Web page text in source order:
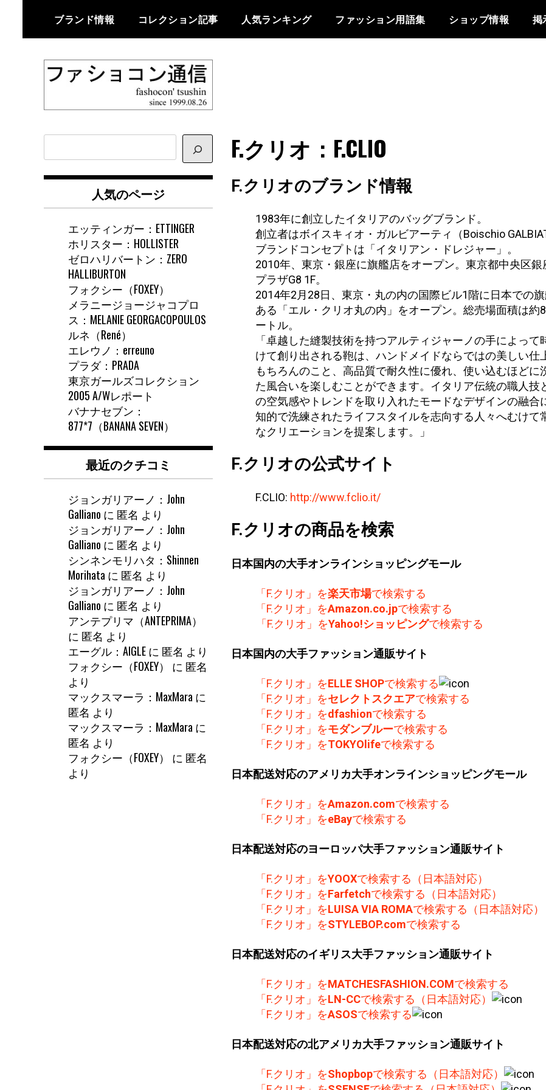
content
ブランド情報 コレクション記事 人気ランキング ファッション用語集 ショップ情報 掲
ファショコン通
信
ザイナーの観点からファッション
とモードを分析するファッション
F.クリオ：F.CLIO
F.クリオのブランド情報
1983年に創立したイタリアのバッグブランド。
創立者はボイスキィオ・ガルビアーティ（Boischio
ブランドコンセプトは「イタリアン・ドレジャー」。
2010年、東京・銀座に旗艦店をオープン。東京都中央区銀
プラザG8 1F。
2014年2月28日、東京・丸の内の国際ビル1階に日本での
ある「エル・クリオ丸の内」をオープン。総売場面積は約
ートル。
「卓越した縫製技術を持つアルティジャーノの手によって
けて創り出される鞄は、ハンドメイドならではの美しい仕
もちろんのこと、高品質で耐久性に優れ、使い込むほどに
た風合いを楽しむことができます。イタリア伝統の職人技
の空気感やトレンドを取り入れたモードなデザインの融合
知的で洗練されたライフスタイルを志向する人々へむけて
なクリエーションを提案します。」
F.クリオの公式サイト
F.CLIO: http://www.fclio.it/
F.クリオの商品を検索
日本国内の大手オンラインショッピングモール
「F.クリオ」を楽天市場で検索する
「F.クリオ」をAmazon.co.jpで検索する
「F.クリオ」をYahoo!ショッピングで検索する
日本国内の大手ファッション通販サイト
「F.クリオ」をELLE SHOPで検索する
「F.クリオ」をセレクトスクエアで検索する
「F.クリオ」をdfashionで検索する
「F.クリオ」をモダンブルーで検索する
「F.クリオ」をTOKYOlifeで検索する
日本配送対応のアメリカ大手オンラインショッピングモール
「F.クリオ」をAmazon.comで検索する
「F.クリオ」をeBayで検索する
日本配送対応のヨーロッパ大手ファッション通販サイト
「F.クリオ」をYOOXで検索する（日本語対応）
「F.クリオ」をFarfetchで検索する（日本語対応）
「F.クリオ」をLUISA VIA ROMAで検索する（日本語対応）
「F.クリオ」をSTYLEBOP.comで検索する
日本配送対応のイギリス大手ファッション通販サイト
「F.クリオ」をMATCHESFASHION.COMで検索する
「F.クリオ」をLN-CCで検索する（日本語対応）
「F.クリオ」をASOSで検索する
日本配送対応の北アメリカ大手ファッション通販サイト
「F.クリオ」をShopbopで検索する（日本語対応）
イ
ト
人気のページ
エッティンガー：ETTINGER
ホリスター：HOLLISTER
ゼロハリバートン：ZERO
HALLIBURTON
フォクシー（FOXEY）
メラニージョージャコプロ
ス：MELANIE GEORGACOPOULOS
ルネ（René）
エレウノ：erreuno
プラダ：PRADA
東京ガールズコレクション
2005 A/Wレポート
バナナセブン：
877*7（BANANA SEVEN）
最近のクチコミ
ジョンガリアーノ：John
Galliano に 匿名 より
ジョンガリアーノ：John
Galliano に 匿名 より
シンネンモリハタ：Shinnen
Morihataに 匿名 より
ジョンガリアーノ：John
Galliano に 匿名 より
アンテプリマ（ANTEPRIMA）
に 匿名 より
エーグル：AIGLEに 匿名 より
フォクシー（FOXEY）
に 匿名
より
マックスマーラ：MaxMaraに
匿名 より
マックスマーラ：MaxMaraに
匿名 より
フォクシー（FOXEY）
に 匿名
より